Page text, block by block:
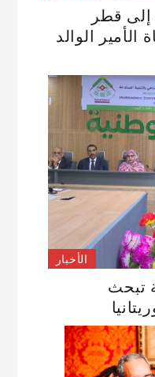
إلى قطر
الأمير الوالد
الأخبار
تبحث